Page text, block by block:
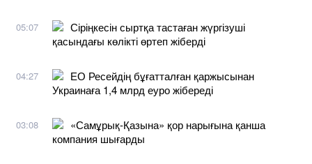
05:07
Сіріңкесін сыртқа тастаған жүргізуші
қасындағы көлікті өртеп жіберді
04:27
ЕО Ресейдің бұғатталған қаржысынан
Украинаға 1,4 млрд еуро жібереді
03:08
«Самұрық-Қазына» қор нарығына қанша
компания шығарды